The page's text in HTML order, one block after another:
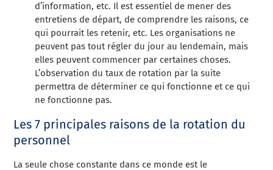
d’information, etc. Il est essentiel de mener des
entretiens de départ, de comprendre les raisons, ce
qui pourrait les retenir, etc. Les organisations ne
peuvent pas tout régler du jour au lendemain, mais
elles peuvent commencer par certaines choses.
L’observation du taux de rotation par la suite
permettra de déterminer ce qui fonctionne et ce qui
ne fonctionne pas.
Les 7 principales raisons de la rotation du
personnel
La seule chose constante dans ce monde est le